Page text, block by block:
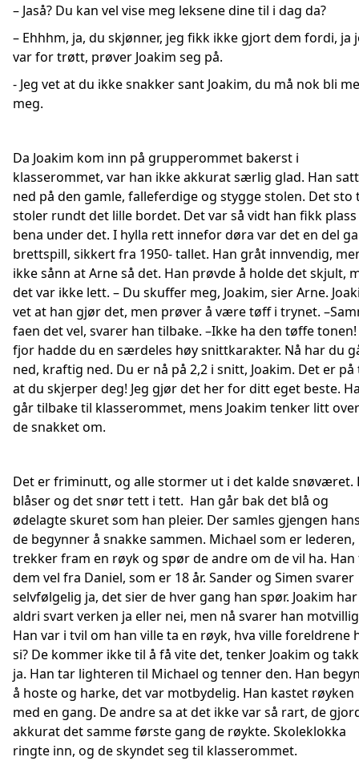
– Jaså? Du kan vel vise meg leksene dine til i dag da?
– Ehhhm, ja, du skjønner, jeg fikk ikke gjort dem fordi, ja
var for trøtt, prøver Joakim seg på.
- Jeg vet at du ikke snakker sant Joakim, du må nok bli
meg.
Da Joakim kom inn på grupperommet bakerst i
klasserommet, var han ikke akkurat særlig glad. Han
ned på den gamle, falleferdige og stygge stolen. Det sto
stoler rundt det lille bordet. Det var så vidt han fikk
bena under det. I hylla rett innefor døra var det en del
brettspill, sikkert fra 1950- tallet. Han gråt innvendig,
ikke sånn at Arne så det. Han prøvde å holde det skjult,
det var ikke lett. – Du skuffer meg, Joakim, sier Arne.
vet at han gjør det, men prøver å være tøff i trynet.
faen det vel, svarer han tilbake. –Ikke ha den tøffe
fjor hadde du en særdeles høy snittkarakter. Nå har du
ned, kraftig ned. Du er nå på 2,2 i snitt, Joakim. Det er på
at du skjerper deg! Jeg gjør det her for ditt eget beste.
går tilbake til klasserommet, mens Joakim tenker litt
de snakket om.
Det er friminutt, og alle stormer ut i det kalde snøværet.
blåser og det snør tett i tett. Han går bak det blå og
ødelagte skuret som han pleier. Der samles gjengen
de begynner å snakke sammen. Michael som er lederen,
trekker fram en røyk og spør de andre om de vil ha.
dem vel fra Daniel, som er 18 år. Sander og Simen svarer
selvfølgelig ja, det sier de hver gang han spør. Joakim har
aldri svart verken ja eller nei, men nå svarer han
Han var i tvil om han ville ta en røyk, hva ville foreldrene
si? De kommer ikke til å få vite det, tenker Joakim og
ja. Han tar lighteren til Michael og tenner den. Han
å hoste og harke, det var motbydelig. Han kastet røyken
med en gang. De andre sa at det ikke var så rart, de
akkurat det samme første gang de røykte. Skoleklokka
ringte inn, og de skyndet seg til klasserommet.